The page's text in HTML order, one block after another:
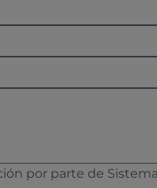
por parte de